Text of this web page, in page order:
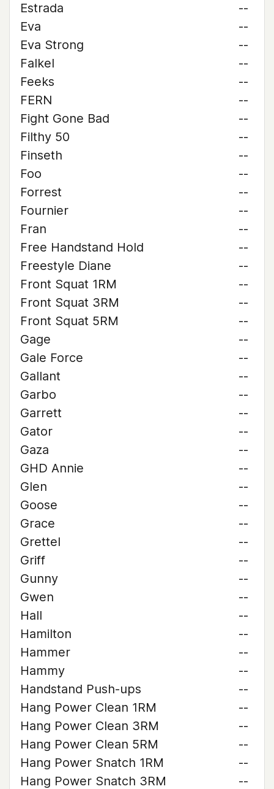
Estrada
--
Eva
--
Eva Strong
--
Falkel
--
Feeks
--
FERN
--
Fight Gone Bad
--
Filthy 50
--
Finseth
--
Foo
--
Forrest
--
Fournier
--
Fran
--
Free Handstand Hold
--
Freestyle Diane
--
Front Squat 1RM
--
Front Squat 3RM
--
Front Squat 5RM
--
Gage
--
Gale Force
--
Gallant
--
Garbo
--
Garrett
--
Gator
--
Gaza
--
GHD Annie
--
Glen
--
Goose
--
Grace
--
Grettel
--
Griff
--
Gunny
--
Gwen
--
Hall
--
Hamilton
--
Hammer
--
Hammy
--
Handstand Push-ups
--
Hang Power Clean 1RM
--
Hang Power Clean 3RM
--
Hang Power Clean 5RM
--
Hang Power Snatch 1RM
--
Hang Power Snatch 3RM
--